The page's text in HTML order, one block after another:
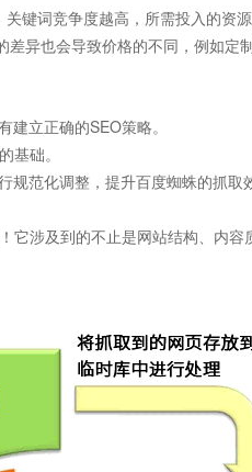
键词竞争度越高，所需投入的资
异也会导致价格的不同，例如定
立正确的SEO策略。
基础。
范化调整，提升百度蜘蛛的抓
涉及到的不止是网站结构、内